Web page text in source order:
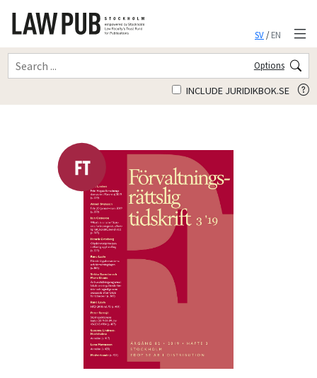
SV/EN
Options
INCLUDE JURIDIKBOK.SE